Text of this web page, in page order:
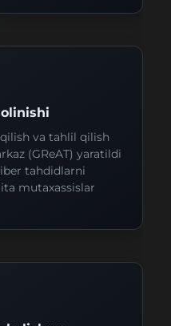
va tahlil qilish
(GReAT) yaratildi
tahdidlarni
mutaxassislar